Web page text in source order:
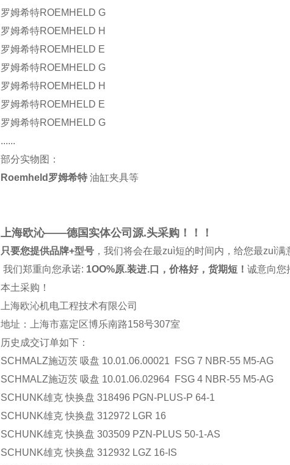
罗姆希特ROEMHELD G
罗姆希特ROEMHELD H
罗姆希特ROEMHELD E
罗姆希特ROEMHELD G
罗姆希特ROEMHELD H
罗姆希特ROEMHELD E
罗姆希特ROEMHELD G
......
部分实物图：
Roemheld罗姆希特油缸夹具等
上海欧沁——德国实体公司源.头采购！！！
只要您提供品牌+型号 ，我们将会在最zuì短的时间内，给您最zuì满
我们郑重向您承诺: 1OO%原.装进.口，价格好，货期短！ 诚意向您
本土采购！
上海欧沁机电工程技术有限公司
地址：上海市嘉定区博乐南路158号307室
历史成交订单如下：
SCHMALZ施迈茨 吸盘 10.01.06.00021 FSG 7 NBR-55 M5-AG
SCHMALZ施迈茨 吸盘 10.01.06.02964 FSG 4 NBR-55 M5-AG
SCHUNK雄克 快换盘 318496 PGN-PLUS-P 64-1
SCHUNK雄克 快换盘 312972 LGR 16
SCHUNK雄克 快换盘 303509 PZN-PLUS 50-1-AS
SCHUNK雄克 快换盘 312932 LGZ 16-IS